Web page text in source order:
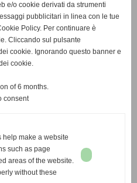
- P.Iva 01635080508
di Cascina (PI) ITALIA
of Pisa N.142653
Tel. 050 775347 - Fax. 050 777538
e/o cookie derivati da strumenti
pubblicitari in linea con le tue
Policy. Per continuare è
Cliccando sul pulsante
cookie. Ignorando questo banner e
cookie.
of 6 months.
consent
help make a website
such as page
areas of the website.
without these